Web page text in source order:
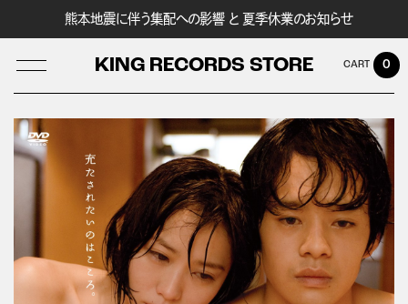
熊本地震に伴う集配への影響 と 夏季休業のお知らせ
KING RECORDS STORE
LOG IN
0